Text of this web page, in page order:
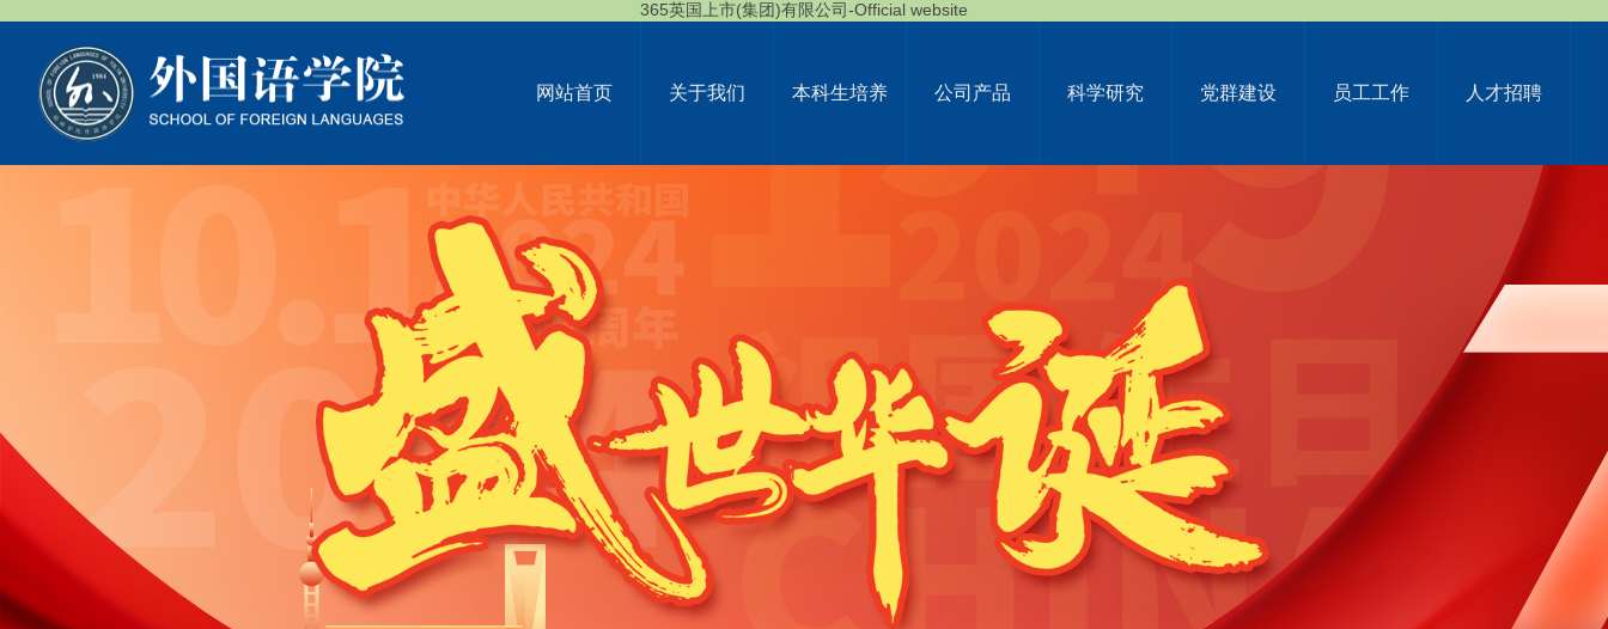
365英国上市(集团)有限公司-Official website
网站首页 关于我们 本科生培养 公司产品 科学研究 党群建设 员工工作 人才招聘